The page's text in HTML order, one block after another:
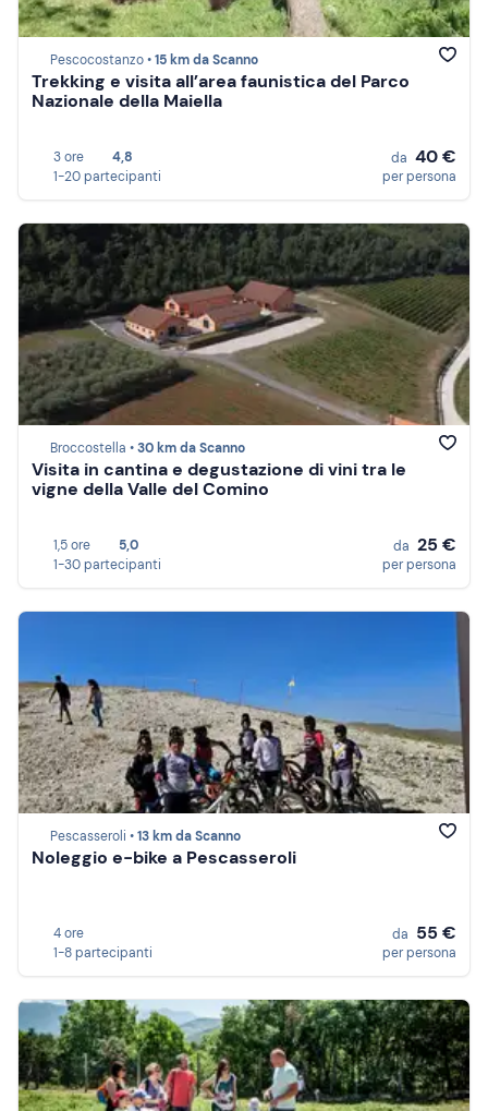
Pescocostanzo •15 km da Scanno
Trekking e visita all’area faunistica del Parco
Nazionale della Maiella
3 ore
4,8
1-20 partecipanti
da 40 €
per persona
Broccostella •30 km da Scanno
Visita in cantina e degustazione di vini tra le
vigne della Valle del Comino
1,5 ore
5,0
1-30 partecipanti
da 25 €
per persona
Pescasseroli •13 km da Scanno
Noleggio e-bike a Pescasseroli
4 ore
1-8 partecipanti
da 55 €
per persona